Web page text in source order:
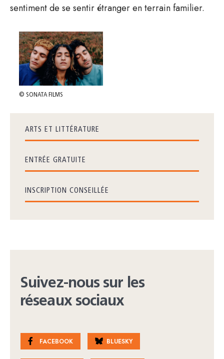
sentiment de se sentir étranger en terrain familier.
© SONATA FILMS
ARTS ET LITTÉRATURE
ENTRÉE GRATUITE
INSCRIPTION CONSEILLÉE
Suivez-nous sur les
réseaux sociaux
FACEBOOK BLUESKY